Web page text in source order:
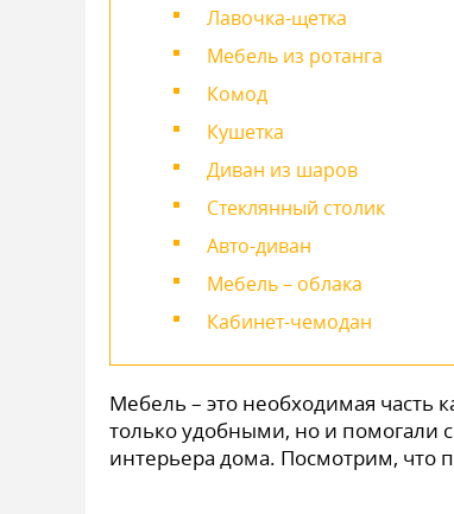
Лавочка-щетка
Мебель из ротанга
Комод
Кушетка
Диван из шаров
Стеклянный столик
Авто-диван
Мебель – облака
Кабинет-чемодан
Мебель – это необходимая
только удобными, но и помогали
интерьера дома. Посмотрим, что